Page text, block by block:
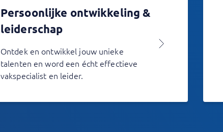
Persoonlijke ontwikkeling &
leiderschap
Ontdek en ontwikkel jouw unieke
talenten en word een écht effectieve
vakspecialist en leider.